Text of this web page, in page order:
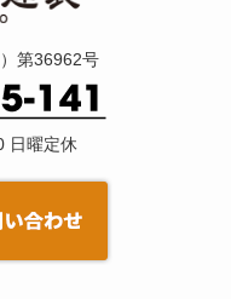
第36962号
日曜定休